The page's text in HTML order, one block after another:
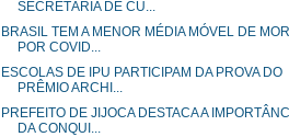
SECRETÁRIA DE CU...
BRASIL TEM A MENOR MÉDIA MÓVEL DE
POR COVID...
ESCOLAS DE IPU PARTICIPAM DA PROVA DO
PRÊMIO ARCHI...
PREFEITO DE JIJOCA DESTACA A
DA CONQUI...